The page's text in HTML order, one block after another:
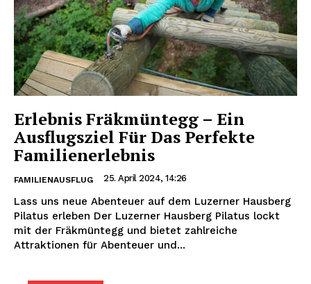
Erlebnis Fräkmüntegg – Ein
Ausflugsziel Für Das Perfekte
Familienerlebnis
FAMILIENAUSFLUG 25. April 2024, 14:26
Lass uns neue Abenteuer auf dem Luzerner Hausberg
Pilatus erleben Der Luzerner Hausberg Pilatus lockt
mit der Fräkmüntegg und bietet zahlreiche
Attraktionen für Abenteuer und...